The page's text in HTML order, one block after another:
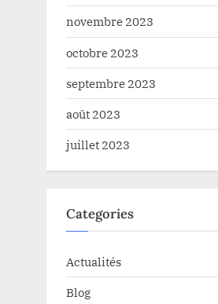
novembre 2023
octobre 2023
septembre 2023
août 2023
juillet 2023
Categories
Actualités
Blog